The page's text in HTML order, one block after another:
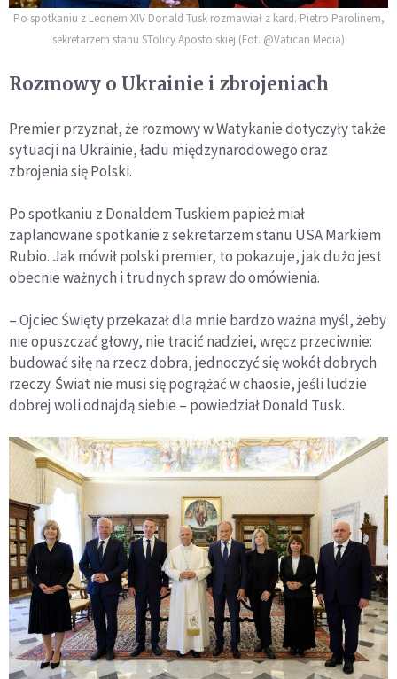
Po spotkaniu z Leonem XIV Donald Tusk rozmawiał z kard. Pietro Parolinem,
sekretarzem stanu STolicy Apostolskiej (Fot. @Vatican Media)
Rozmowy o Ukrainie i zbrojeniach
Premier przyznał, że rozmowy w Watykanie dotyczyły także
sytuacji na Ukrainie, ładu międzynarodowego oraz
zbrojenia się Polski.
Po spotkaniu z Donaldem Tuskiem papież miał
zaplanowane spotkanie z sekretarzem stanu USA Markiem
Rubio. Jak mówił polski premier, to pokazuje, jak dużo jest
obecnie ważnych i trudnych spraw do omówienia.
– Ojciec Święty przekazał dla mnie bardzo ważna myśl, żeby
nie opuszczać głowy, nie tracić nadziei, wręcz przeciwnie:
budować siłę na rzecz dobra, jednoczyć się wokół dobrych
rzeczy. Świat nie musi się pogrążać w chaosie, jeśli ludzie
dobrej woli odnajdą siebie – powiedział Donald Tusk.